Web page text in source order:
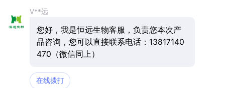
V**远
您好，我是恒远生物客服，负责您本次产
品咨询，您可以直接联系电话：13817140
470（微信同上）
在线拨打